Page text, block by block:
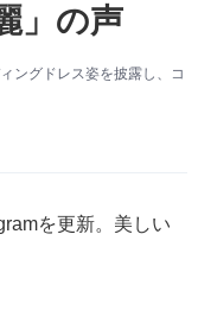
」の声
ングドレス姿を披露し、コ
を更新。美しい